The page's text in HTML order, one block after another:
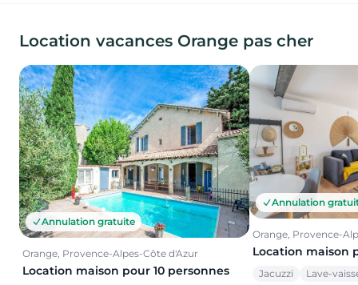
Location vacances Orange pas cher
Annulation gratuite
Orange, Provence-Alpes-Côte d'Azur
Location maison pour 10 personnes
Annulation
Orange, Provence-
Location maison
Jacuzzi Lave-